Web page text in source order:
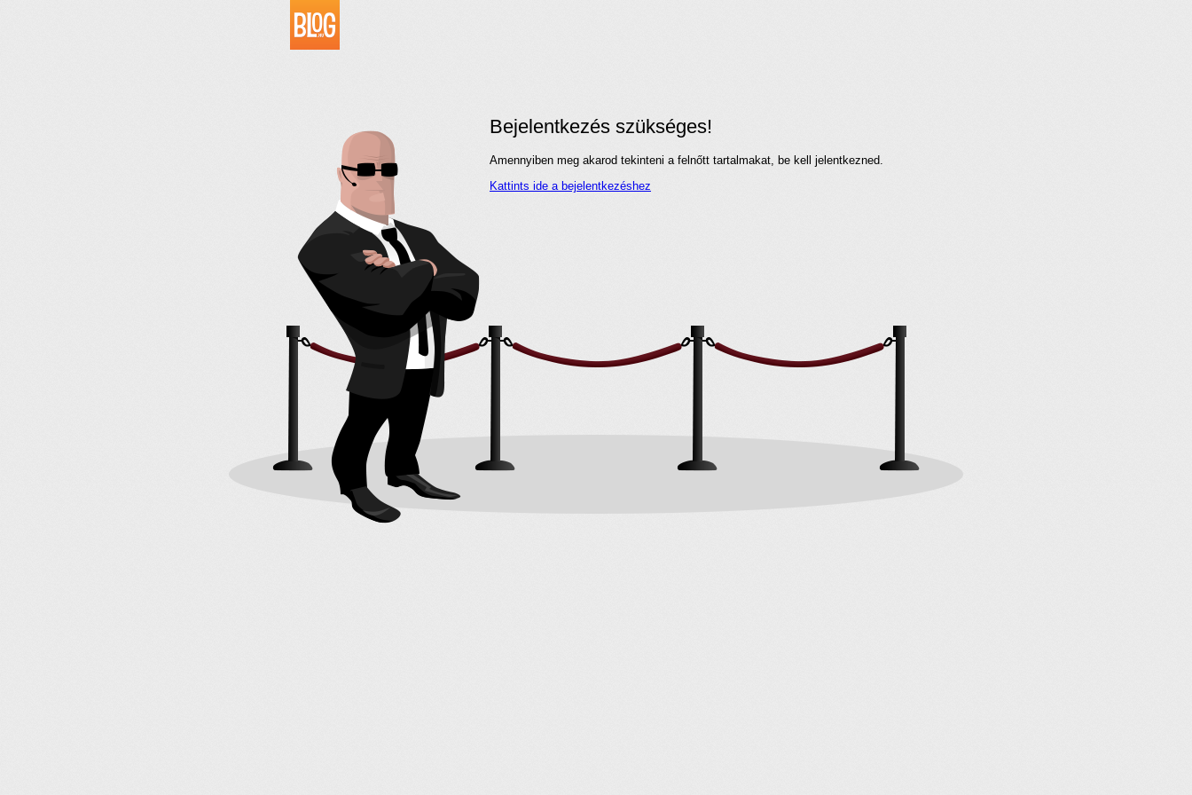
Bejelentkezés szükséges!
Amennyiben meg akarod tekinteni a felnőtt tartalmakat, be kell jelentkezned.
Kattints ide a bejelentkezéshez